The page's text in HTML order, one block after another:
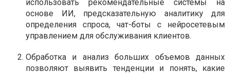
использовать рекомендательные системы на
основе ИИ, предсказательную аналитику для
определения спроса, чат-боты с нейросетевым
управлением для обслуживания клиентов.
Обработка и анализ больших объемов данных
позволяют выявить тенденции и понять, какие